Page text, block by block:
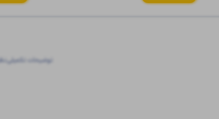
توضیحات تکمیلی